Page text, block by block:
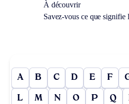
À découvrir
Savez-vous ce que signifie
A B C D E F
L M N O P Q